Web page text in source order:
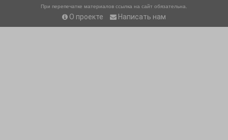
При перепечатке материалов ссылка на сайт обязательна.
О проекте Написать нам